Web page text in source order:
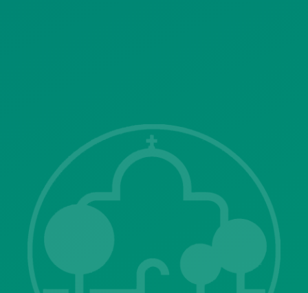
Λ. Μεσογείων 415-417 Τ.Κ.15343
Αγία Παρασκευή